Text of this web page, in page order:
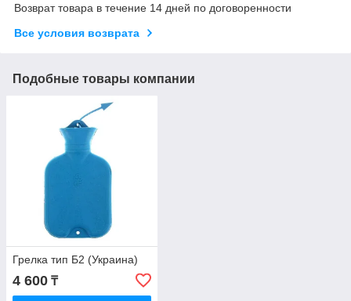
Возврат товара в течение 14 дней по договоренности
Все условия возврата
Подобные товары компании
Грелка тип Б2 (Украина)
4 600 ₸